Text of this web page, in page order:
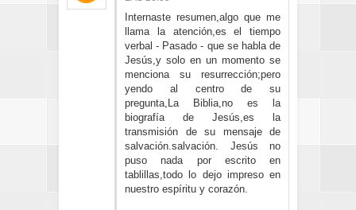
Internaste resumen,algo que me
llama la atención,es el tiempo
verbal - Pasado - que se habla de
Jesús,y solo en un momento se
menciona su resurrección;pero
yendo al centro de su
pregunta,La Biblia,no es la
biografía de Jesús,es la
transmisión de su mensaje de
salvación.salvación. Jesús no
puso nada por escrito en
tablillas,todo lo dejo impreso en
nuestro espíritu y corazón.